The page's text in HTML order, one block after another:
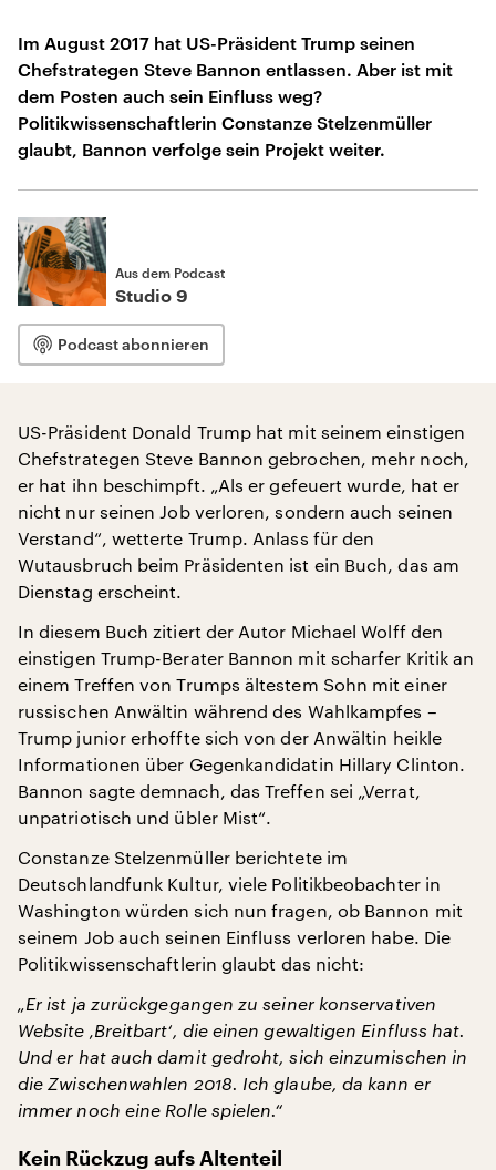
Im August 2017 hat US-Präsident Trump seinen
Chefstrategen Steve Bannon entlassen. Aber ist mit
dem Posten auch sein Einfluss weg?
Politikwissenschaftlerin Constanze Stelzenmüller
glaubt, Bannon verfolge sein Projekt weiter.
Aus dem Podcast
Studio 9
Podcast abonnieren
US-Präsident Donald Trump hat mit seinem einstigen
Chefstrategen Steve Bannon gebrochen, mehr noch,
er hat ihn beschimpft. „Als er gefeuert wurde, hat er
nicht nur seinen Job verloren, sondern auch seinen
Verstand“, wetterte Trump. Anlass für den
Wutausbruch beim Präsidenten ist ein Buch, das am
Dienstag erscheint.
In diesem Buch zitiert der Autor Michael Wolff den
einstigen Trump-Berater Bannon mit scharfer Kritik an
einem Treffen von Trumps ältestem Sohn mit einer
russischen Anwältin während des Wahlkampfes –
Trump junior erhoffte sich von der Anwältin heikle
Informationen über Gegenkandidatin Hillary Clinton.
Bannon sagte demnach, das Treffen sei „Verrat,
unpatriotisch und übler Mist“.
Constanze Stelzenmüller berichtete im
Deutschlandfunk Kultur, viele Politikbeobachter in
Washington würden sich nun fragen, ob Bannon mit
seinem Job auch seinen Einfluss verloren habe. Die
Politikwissenschaftlerin glaubt das nicht:
„Er ist ja zurückgegangen zu seiner konservativen
Website ‚Breitbart‘, die einen gewaltigen Einfluss hat.
Und er hat auch damit gedroht, sich einzumischen in
die Zwischenwahlen 2018. Ich glaube, da kann er
immer noch eine Rolle spielen.“
Kein Rückzug aufs Altenteil